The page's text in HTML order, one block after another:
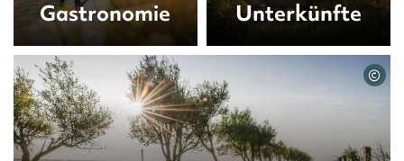
Gastronomie Unterkünfte
©